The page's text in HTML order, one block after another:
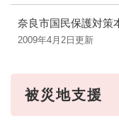
奈良市国民保護対策
2009年4月2日更新
被災地支援